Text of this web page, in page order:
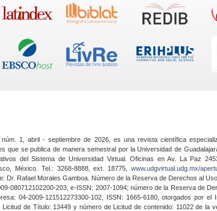
1, abril - septiembre de 2026, es una revista científica
que se publica de manera semestral por la Universidad de
del Sistema de Universidad Virtual. Oficinas en Av. La Paz
México. Tel.: 3268-8888, ext. 18775,www.udgvirtual.udg.mx/
Dr. Rafael Morales Gamboa. Número de la Reserva de Derechos al
080712102200-203, e-ISSN: 2007-1094; número de la Reserva de
04-2009-121512273300-102, ISSN: 1665-6180, otorgados por el
Licitud de Título: 13449 y número de Licitud de contenido: 11022 de la